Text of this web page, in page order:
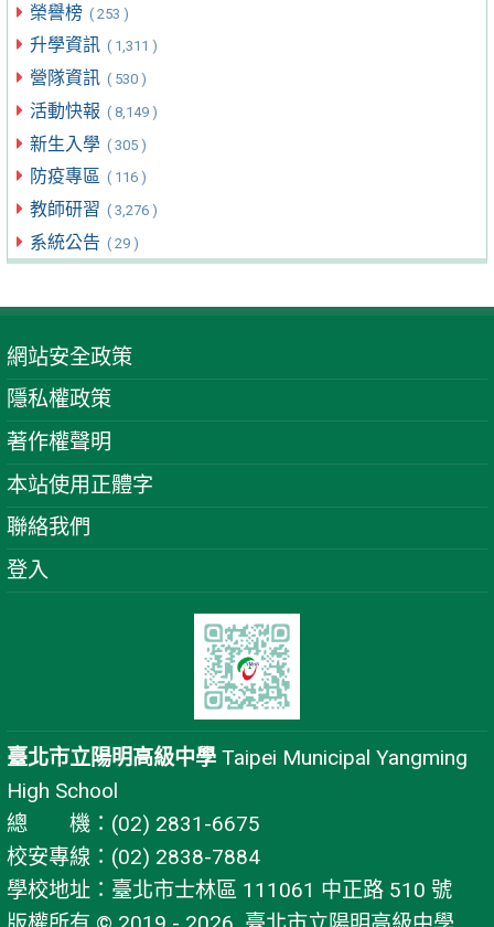
榮譽榜 ( 253 )
升學資訊 ( 1,311 )
營隊資訊 ( 530 )
活動快報 ( 8,149 )
新生入學 ( 305 )
防疫專區 ( 116 )
教師研習 ( 3,276 )
系統公告 ( 29 )
網站安全政策
隱私權政策
著作權聲明
本站使用正體字
聯絡我們
登入
臺北市立陽明高級中學 Taipei Municipal Yangming
High School
總 機：(02) 2831-6675
校安專線：(02) 2838-7884
學校地址：臺北市士林區 111061 中正路 510 號